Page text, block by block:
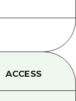
ACCESS